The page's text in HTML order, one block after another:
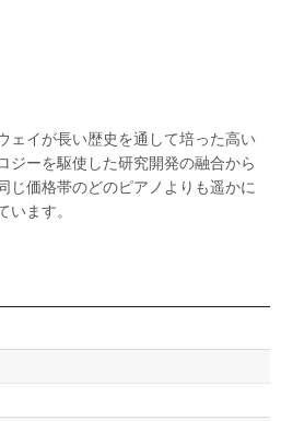
ェイが長い歴史を通して培った高い
ジーを駆使した研究開発の融合から
じ価格帯のどのピアノよりも遥かに
います。